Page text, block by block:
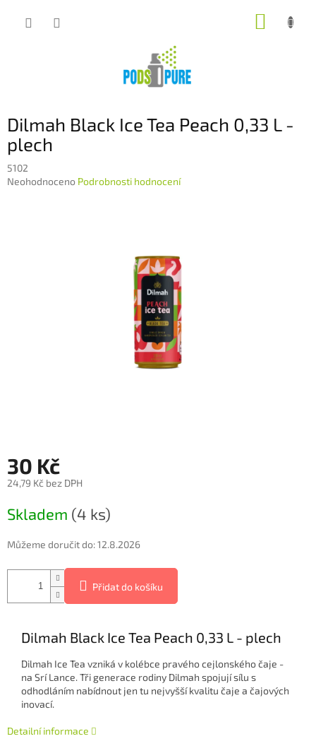
Dilmah Black Ice Tea Peach 0,33 L -
plech
5102
Průměrné
Neohodnoceno Podrobnosti hodnocení
30 Kč
24,79 Kč bez DPH
cena:
Skladem (4 ks)
Můžeme doručit do:12.8.2026
Přidat do košíku
Dilmah Black Ice Tea Peach 0,33 L - plech
Dilmah Ice Tea vzniká v kolébce pravého cejlonského čaje -
na Srí Lance. Tři generace rodiny Dilmah spojují sílu s
odhodláním nabídnout jen tu nejvyšší kvalitu čaje a čajových
inovací.
Detailní informace